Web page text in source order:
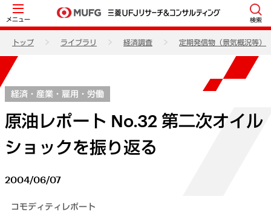
メニュー 検索
トップ ライブラリ 経済調査 定期発信物（景気概況等）
経済・産業・雇用・労働
原油レポート No.32 第二次オイル
ショックを振り返る
2004/06/07
コモディティレポート